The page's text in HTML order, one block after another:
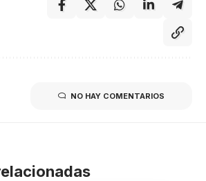
NO HAY COMENTARIOS